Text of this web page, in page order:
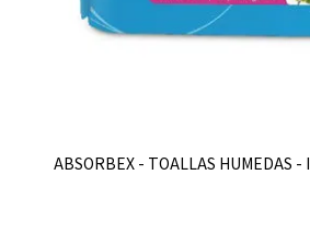
ABSORBEX - TOALLAS HUMEDAS -